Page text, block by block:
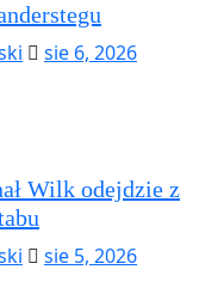
sie 6, 2026
Wilk odejdzie z
sie 5, 2026